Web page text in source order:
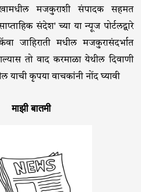
लेखामधील मजकुराशी संपादक सहमत
संदेश' च्या या न्यूज पोर्टलद्वारे
जाहिराती मधील मजकुरासंदर्भात
तो वाद करमाळा येथील दिवाणी
याची कृपया वाचकांनी नोंद घ्यावी
माझी बातमी